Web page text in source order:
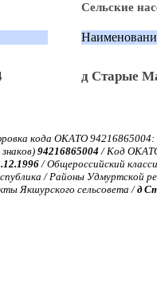
Сельские
д Старые
кода ОКАТО 94216865004:
94216865004 / Код
/ Общероссийский
/ Районы Удмуртской
Якшурского сельсовета /д